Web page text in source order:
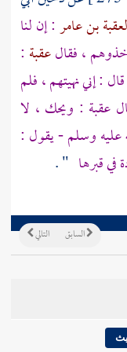
لعقبة بن عامر: إن لنا
، فقالعقبة :
: إني نهيتهم ، فلم
عقبة : ويحك ، لا
عليه وسلم - يقول :
قبرها " .
التالي السابق